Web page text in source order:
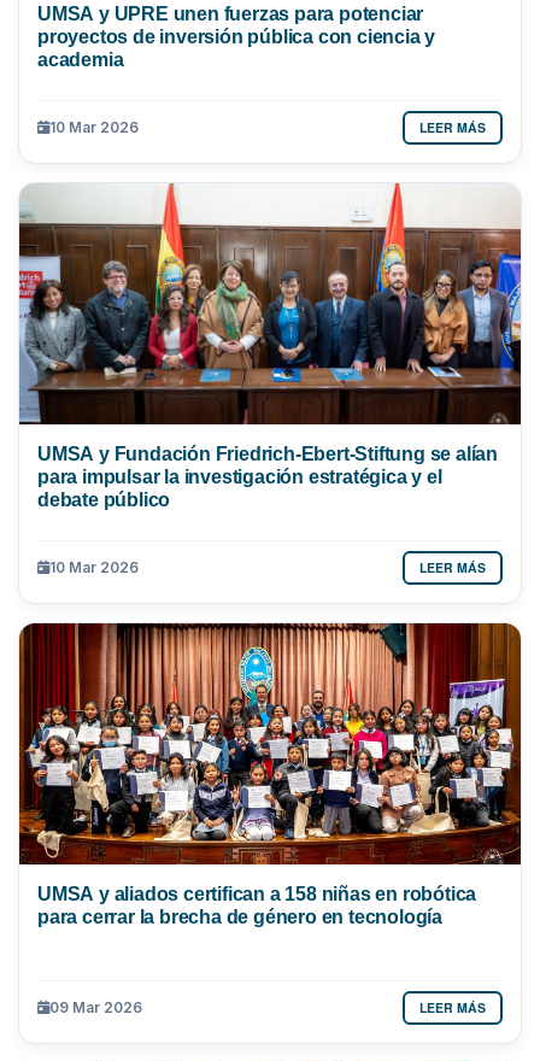
UMSA y UPRE unen fuerzas para potenciar
proyectos de inversión pública con ciencia y
academia
10 Mar 2026 LEER MÁS
UMSA y Fundación Friedrich-Ebert-Stiftung se alían
para impulsar la investigación estratégica y el
debate público
10 Mar 2026 LEER MÁS
UMSA y aliados certifican a 158 niñas en robótica
para cerrar la brecha de género en tecnología
09 Mar 2026 LEER MÁS